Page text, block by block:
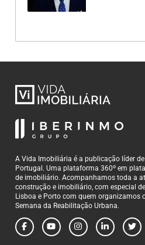
A Vida Imobiliária é a publicação líder
Portugal. Uma plataforma 360º em
de imobiliário. Acompanhamos toda a
construção e imobiliário, com especial
Lisboa e Porto com quem organizamos
Semana da Reabilitação Urbana.